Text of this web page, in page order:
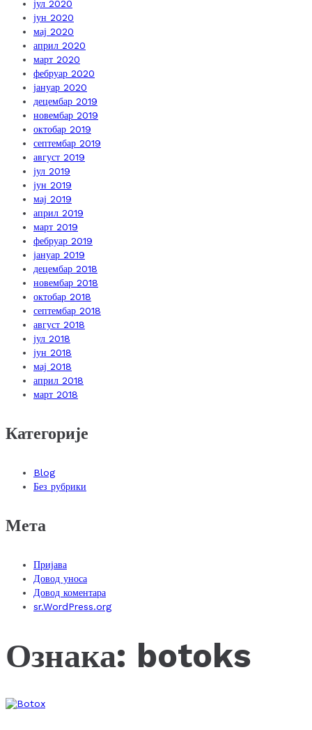
јул 2020
јун 2020
мај 2020
април 2020
март 2020
фебруар 2020
јануар 2020
децембар 2019
новембар 2019
октобар 2019
септембар 2019
август 2019
јул 2019
јун 2019
мај 2019
април 2019
март 2019
фебруар 2019
јануар 2019
децембар 2018
новембар 2018
октобар 2018
септембар 2018
август 2018
јул 2018
јун 2018
мај 2018
април 2018
март 2018
Категорије
Blog
Без рубрики
Мета
Пријава
Довод уноса
Довод коментара
sr.WordPress.org
Ознака: botoks